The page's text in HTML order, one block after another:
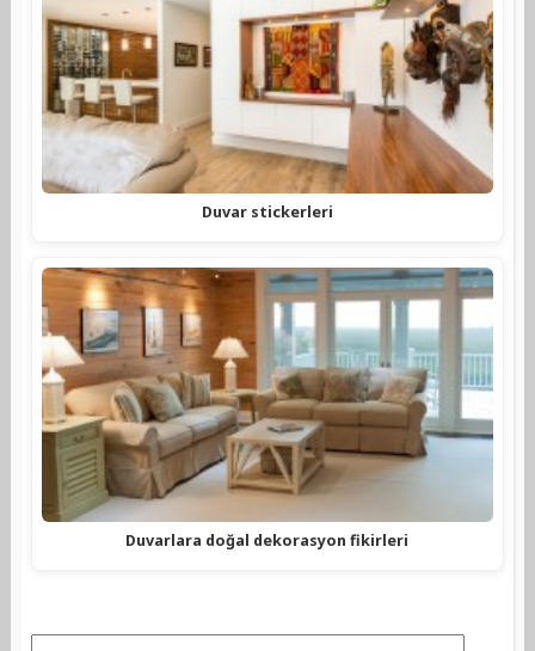
Duvar stickerleri
Duvarlara doğal dekorasyon fikirleri